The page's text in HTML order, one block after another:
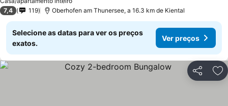
7,4
119 Oberhofen am Thunersee, a 16.3 km de Kiental
Selecione as datas para ver os preços
exatos.
Ver preços
Partilhar